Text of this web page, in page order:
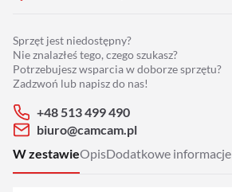
Sprzęt jest niedostępny?
Nie znalazłeś tego, czego szukasz?
Potrzebujesz wsparcia w doborze sprzętu?
Zadzwoń lub napisz do nas!
+48 513 499 490
biuro@camcam.pl
W zestawieOpisDodatkowe informacje
Drony
Audio
Grip